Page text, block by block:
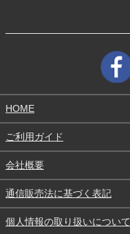
HOME
ご利用ガイド
会社概要
通信販売法に基づく表記
個人情報の取り扱いについて